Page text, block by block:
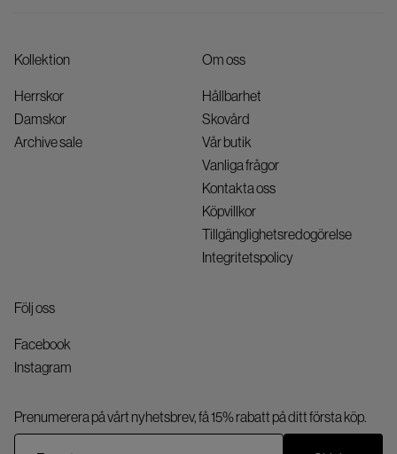
Kollektion
Herrskor
Damskor
Archive sale
Om oss
Hållbarhet
Skovård
Vår butik
Vanliga frågor
Kontakta oss
Köpvillkor
Tillgänglighetsredogörelse
Integritetspolicy
Följ oss
Facebook
Instagram
Prenumerera på vårt nyhetsbrev, få 15% rabatt på ditt första köp.